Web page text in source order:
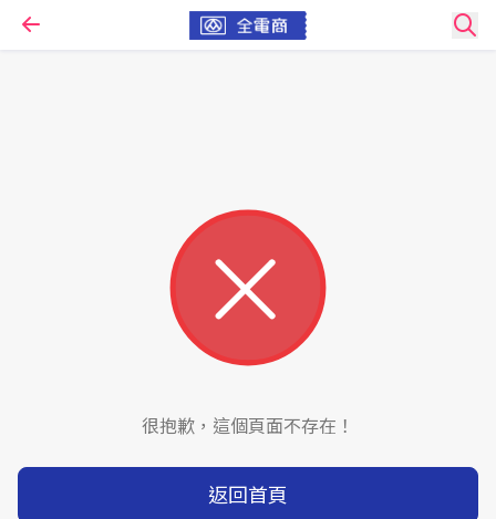
很抱歉，這個頁面不存在！
返回首頁